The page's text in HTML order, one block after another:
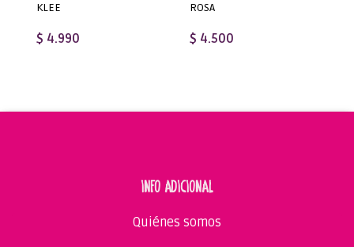
KLEE
$ 4.990
ROSA
$ 4.500
INFO ADICIONAL
Quiénes somos